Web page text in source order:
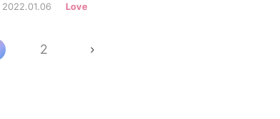
この記事を参考にして彼氏との時間を楽しく過ごし、今以上
2022.01.06 Love
2